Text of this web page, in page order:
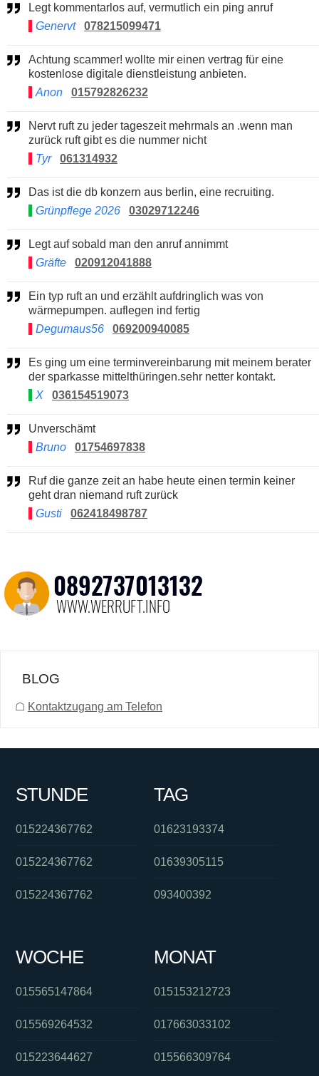
Legt kommentarlos auf, vermutlich ein ping anruf
Genervt
078215099471
Achtung scammer! wollte mir einen vertrag für eine
kostenlose digitale dienstleistung anbieten.
Anon
015792826232
Nervt ruft zu jeder tageszeit mehrmals an .wenn man
zurück ruft gibt es die nummer nicht
Tyr
061314932
Das ist die db konzern aus berlin, eine recruiting.
Grünpflege 2026
03029712246
Legt auf sobald man den anruf annimmt
Gräfte
020912041888
Ein typ ruft an und erzählt aufdringlich was von
wärmepumpen. auflegen ind fertig
Degumaus56
069200940085
Es ging um eine terminvereinbarung mit meinem berater
der sparkasse mittelthüringen.sehr netter kontakt.
X
036154519073
Unverschämt
Bruno
01754697838
Ruf die ganze zeit an habe heute einen termin keiner
geht dran niemand ruft zurück
Gusti
062418498787
BLOG
☖ Kontaktzugang am Telefon
STUNDE
015224367762
015224367762
015224367762
TAG
01623193374
01639305115
093400392
WOCHE
015565147864
015569264532
015223644627
MONAT
015153212723
017663033102
015566309764